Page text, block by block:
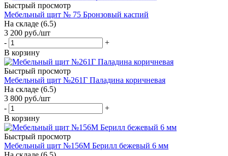
Быстрый просмотр
Мебельный щит № 75 Бронзовый каспий
На складе (6.5)
3 200 руб./шт
-
+
В корзину
Быстрый просмотр
Мебельный щит №261Г Паладина коричневая
На складе (6.5)
3 800 руб./шт
-
+
В корзину
Быстрый просмотр
Мебельный щит №156М Берилл бежевый 6 мм